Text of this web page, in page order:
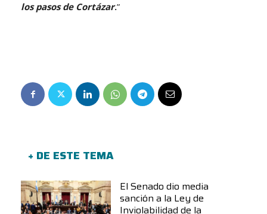
los pasos de Cortázar.”
+ DE ESTE TEMA
El Senado dio media
sanción a la Ley de
Inviolabilidad de la